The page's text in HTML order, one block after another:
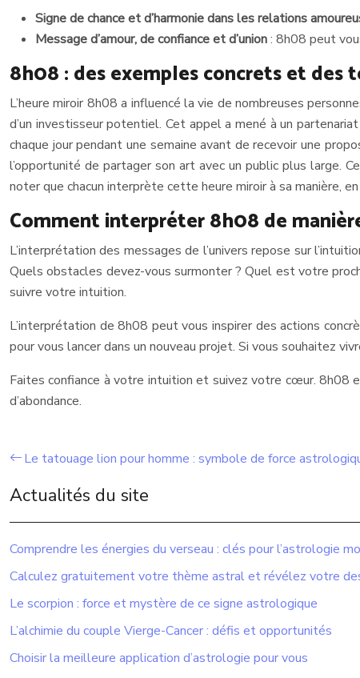
Signe de chance et d’harmonie dans les relations
Message d’amour, de confiance et d’union: 8h08 peut
8h08 : des exemples concrets et des
L’heure miroir 8h08 a influencé la vie de nombreuses
d’un investisseur potentiel. Cet appel a mené à un
chaque jour pendant une semaine avant de recevoir une
l’opportunité de partager son art avec un public plus large.
noter que chacun interprète cette heure miroir à sa manière,
Comment interpréter 8h08 de
L’interprétation des messages de l’univers repose sur
Quels obstacles devez-vous surmonter ? Quel est votre
suivre votre intuition.
L’interprétation de 8h08 peut vous inspirer des actions
pour vous lancer dans un nouveau projet. Si vous souhaitez
Faites confiance à votre intuition et suivez votre cœur. 8h08
d’abondance.
Le tatouage lion pour homme : symbole de force
Actualités du site
Comprendre les énergies du verseau : clés pour l’astrologie
Calculez gratuitement votre thème astral et révélez votre
Le scorpion : force et mystère de ce signe astrologique
L’alchimie du couple Vierge-Cancer : défis et opportunités
Choisir la meilleure application d’astrologie pour vous